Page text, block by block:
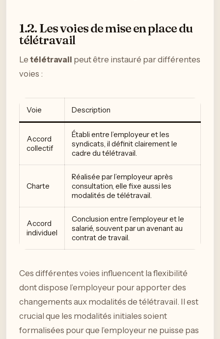
1.2. Les voies de mise en place du
télétravail
Le télétravail peut être instauré par différentes
voies :
Voie Description
Accord
collectif
Établi entre l’employeur et les
syndicats, il définit clairement le
cadre du télétravail.
Charte
Réalisée par l’employeur après
consultation, elle fixe aussi les
modalités de télétravail.
Accord
individuel
Conclusion entre l’employeur et le
salarié, souvent par un avenant au
contrat de travail.
Ces différentes voies influencent la flexibilité
dont dispose l’employeur pour apporter des
changements aux modalités de télétravail. Il est
crucial que les modalités initiales soient
formalisées pour que l’employeur ne puisse pas